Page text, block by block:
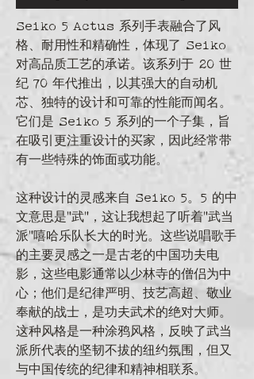
Seiko 5 Actus 系列手表融合了风
格、耐用性和精确性，体现了 Seiko
对高品质工艺的承诺。该系列于 20 世
纪 70 年代推出，以其强大的自动机
芯、独特的设计和可靠的性能而闻名。
它们是 Seiko 5 系列的一个子集，旨
在吸引更注重设计的买家，因此经常带
有一些特殊的饰面或功能。
这种设计的灵感来自 Seiko 5。5 的中
文意思是“武”，这让我想起了听着“武当
派”嘻哈乐队长大的时光。这些说唱歌手
的主要灵感之一是古老的中国功夫电
影，这些电影通常以少林寺的僧侣为中
心；他们是纪律严明、技艺高超、敬业
奉献的战士，是功夫武术的绝对大师。
这种风格是一种涂鸦风格，反映了武当
派所代表的坚韧不拔的纽约氛围，但又
与中国传统的纪律和精神相联系。